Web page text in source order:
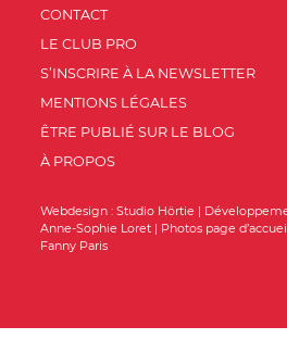
CONTACT
LE CLUB PRO
S’INSCRIRE À LA NEWSLETTER
MENTIONS LÉGALES
ÊTRE PUBLIÉ SUR LE BLOG
À PROPOS
Webdesign :Studio Hörtie |
Anne-Sophie Loret | Photos page
Fanny Paris